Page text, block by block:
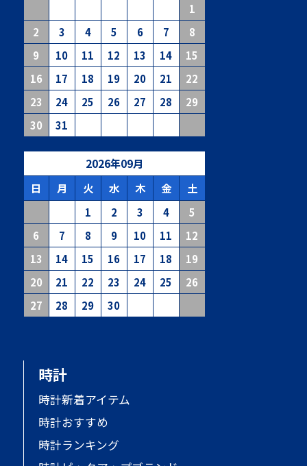
1
2
3 4 5 6 7
8
9
10 11 12 13 14
15
16
17 18 19 20 21
22
23
24 25 26 27 28
29
30
31
2026年09月
日
月 火 水 木 金 土
1 2 3 4
5
6
7 8 9 10 11
12
13
14 15 16 17 18
19
20
21 22 23 24 25
26
27
28 29 30
時計
時計新着アイテム
時計おすすめ
時計ランキング